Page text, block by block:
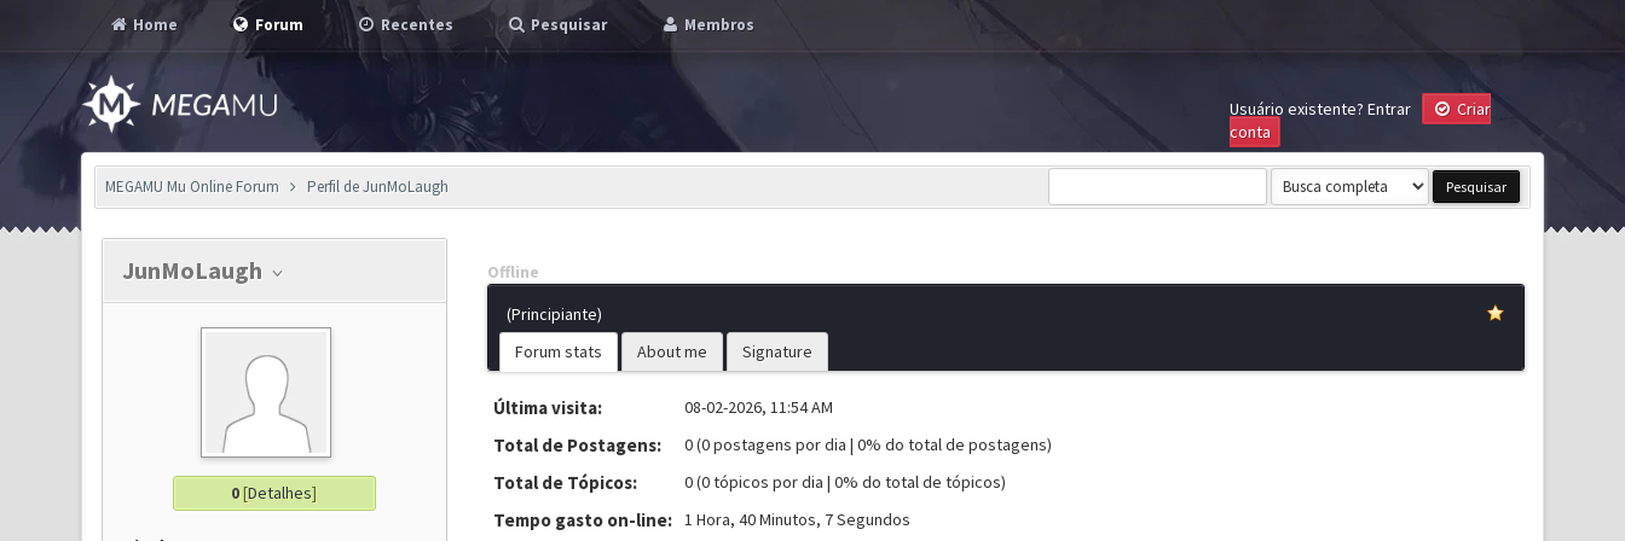
Home Forum Recentes Pesquisar Membros
Usuário existente? Entrar
Criar
conta
MEGAMU Mu Online Forum Perfil de JunMoLaugh
JunMoLaugh
0[Detalhes]
Offline
(Principiante)
Forum stats
About me Signature
Última visita: 08-02-2026, 11:54 AM
Total de Postagens: 0 (0 postagens por dia | 0% do total de postagens)
Total de Tópicos: 0 (0 tópicos por dia | 0% do total de tópicos)
Tempo gasto on-line: 1 Hora, 40 Minutos, 7 Segundos